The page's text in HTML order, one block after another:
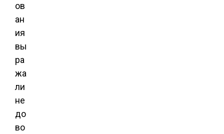
ов
ан
ия
вы
ра
жа
ли
не
до
во